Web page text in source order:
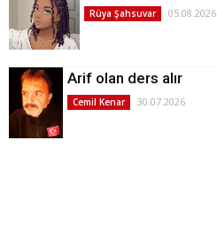
Rüya Şahsuvar 05.08.2026
Arif olan ders alır
Cemil Kenar 30.07.2026